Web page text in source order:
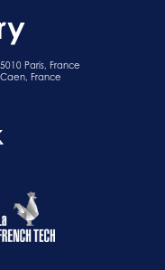
Paris, France
France